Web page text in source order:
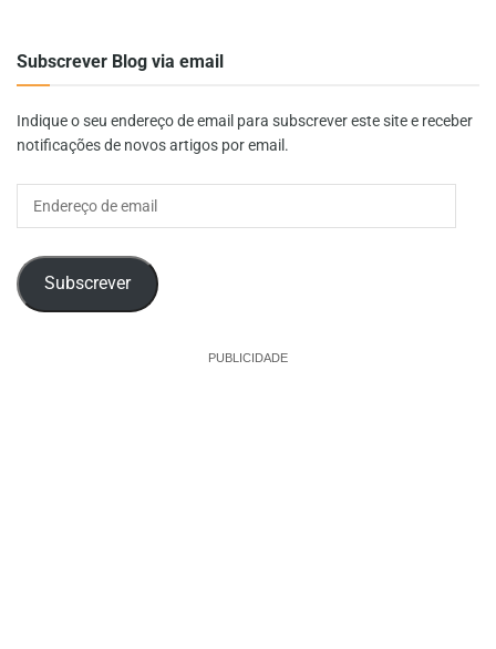
Subscrever Blog via email
Indique o seu endereço de email para subscrever este site e receber
notificações de novos artigos por email.
Subscrever
PUBLICIDADE